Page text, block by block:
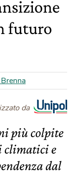
futuro
da
più colpite
climatici e
dal